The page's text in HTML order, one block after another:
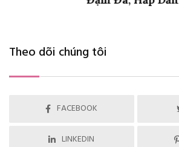
Theo dõi chúng tôi
FACEBOOK
LINKEDIN